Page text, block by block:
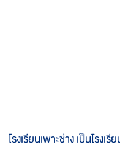
โรงเรียนเพาะช่าง เป็นโรง